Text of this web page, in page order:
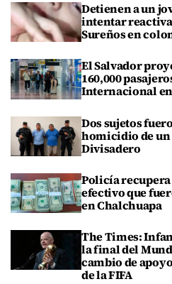
Detienen a un
intentar
Sureños en
El Salvador
160,000
Internacional
Dos sujetos
homicidio de un
Divisadero
Policía recupera
efectivo que
en Chalchuapa
The Times:
la final del
cambio de
de la FIFA